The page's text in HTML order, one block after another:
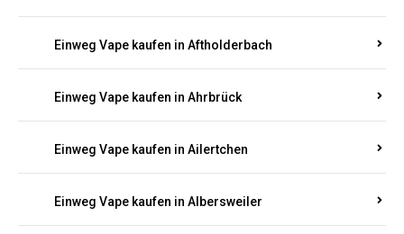
Einweg Vape kaufen in Aftholderbach
Einweg Vape kaufen in Ahrbrück
Einweg Vape kaufen in Ailertchen
Einweg Vape kaufen in Albersweiler